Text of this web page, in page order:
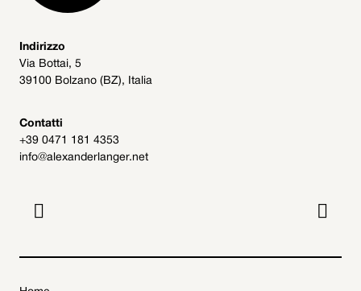
Indirizzo
Via Bottai, 5
39100 Bolzano (BZ), Italia
Contatti
+39 0471 181 4353
info@alexanderlanger.net
 